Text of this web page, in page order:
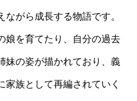
がら成長する物語です。
娘を育てたり、自分の過去
妹の姿が描かれており、義
族として再編されていく